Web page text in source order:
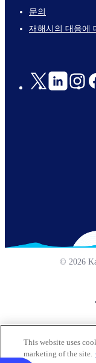
links-
en-
문의
재해시의 대응에
Social
© 2026
This website uses
marketing of the site.